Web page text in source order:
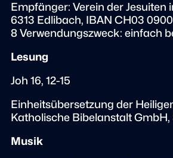
Empfänger: Verein der Jesuiten
6313 Edlibach, IBAN CH03
8 Verwendungszweck: einfach
Lesung
Joh 16, 12-15
Einheitsübersetzung der
Katholische Bibelanstalt
Musik